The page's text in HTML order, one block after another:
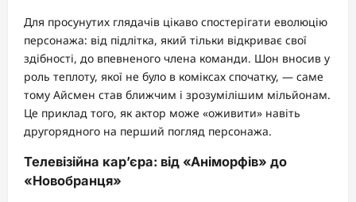
Для просунутих глядачів цікаво спостерігати еволюцію
персонажа: від підлітка, який тільки відкриває свої
здібності, до впевненого члена команди. Шон вносив у
роль теплоту, якої не було в коміксах спочатку, — саме
тому Айсмен став ближчим і зрозумілішим мільйонам.
Це приклад того, як актор може «оживити» навіть
другорядного на перший погляд персонажа.
Телевізійна кар’єра: від «Аніморфів» до
«Новобранця»